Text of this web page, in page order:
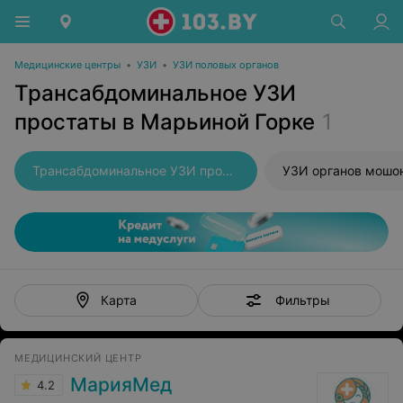
Медицинские центры • УЗИ • УЗИ половых органов
Трансабдоминальное УЗИ
простаты в Марьиной Горке 1
Трансабдоминальное УЗИ простаты УЗИ органов
Карта Фильтры
МЕДИЦИНСКИЙ ЦЕНТР
4.2 МарияМед